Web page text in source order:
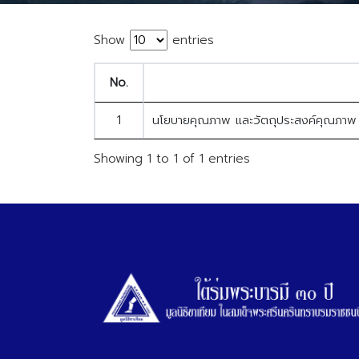
Show entries
No.
1 นโยบายคุณภาพ และวัตถุประสงค์คุณภาพ
Showing 1 to 1 of 1 entries